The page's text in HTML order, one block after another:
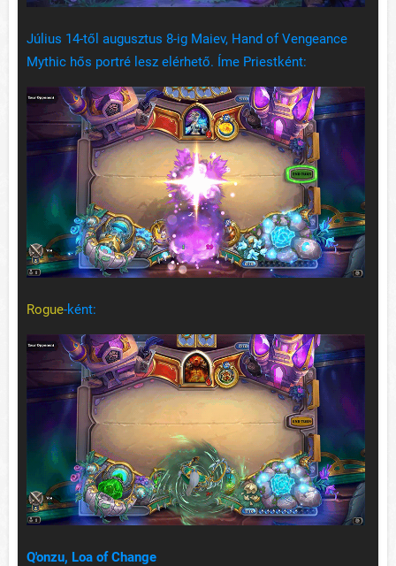
Július 14-től augusztus 8-ig Maiev, Hand of Vengeance
Mythic hős portré lesz elérhető. Íme Priestként:
Rogue-ként:
Q'onzu, Loa of Change